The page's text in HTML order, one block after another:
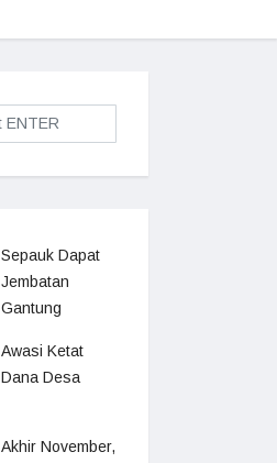
Sepauk Dapat
Jembatan
Gantung
Awasi Ketat
Dana Desa
Akhir November,